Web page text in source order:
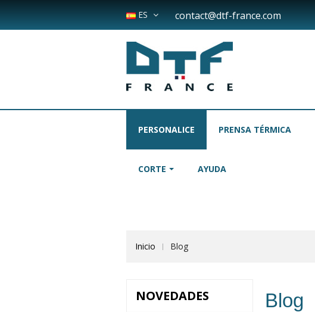
ES contact@dtf-france.com
PERSONALICE PRENSA TÉRMICA
CORTE AYUDA
Inicio Blog
NOVEDADES Blog